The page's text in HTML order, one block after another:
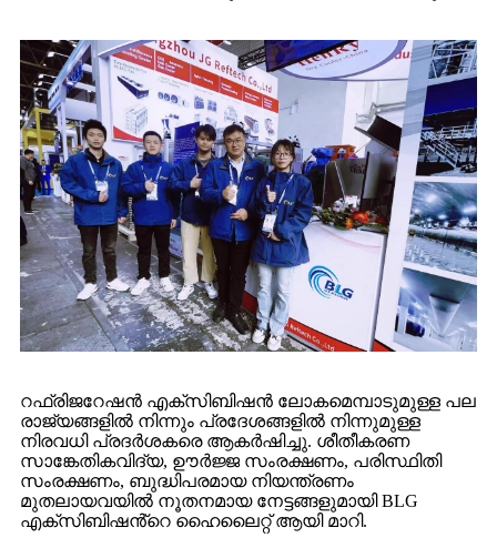
റഫ്രിജറേഷൻ എക്സിബിഷൻ ലോകമെമ്പാടുമുള്ള പല
രാജ്യങ്ങളിൽ നിന്നും പ്രദേശങ്ങളിൽ നിന്നുമുള്ള
നിരവധി പ്രദർശകരെ ആകർഷിച്ചു. ശീതീകരണ
സാങ്കേതികവിദ്യ, ഊർജ്ജ സംരക്ഷണം, പരിസ്ഥിതി
സംരക്ഷണം, ബുദ്ധിപരമായ നിയന്ത്രണം
മുതലായവയിൽ നൂതനമായ നേട്ടങ്ങളുമായി BLG
എക്സിബിഷൻ്റെ ഹൈലൈറ്റ് ആയി മാറി.